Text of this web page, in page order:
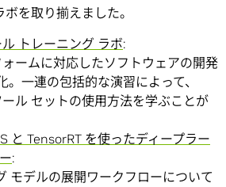
を取り揃えました。
トレーニング ラボ:
ームに対応したソフトウェアの開発
。一連の包括的な演習によって、
ル セットの使用方法を学ぶことが
と TensorRT を使ったディープラー
:
モデルの展開ワークフローについて